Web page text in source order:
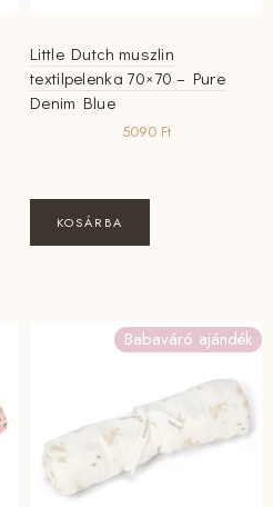
Little Dutch muszlin
textilpelenka 70×70 – Pure
Denim Blue
5090 Ft
KOSÁRBA
Babaváró ajándék